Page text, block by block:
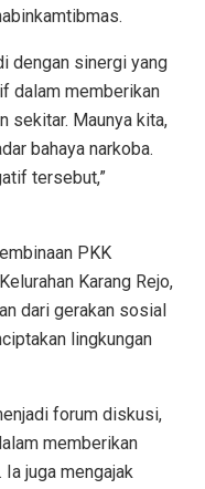
dengan sinergi yang
dalam memberikan
sekitar. Maunya kita,
bahaya narkoba.
tersebut,”
PKK
Karang Rejo,
dari gerakan sosial
lingkungan
forum diskusi,
memberikan
juga mengajak